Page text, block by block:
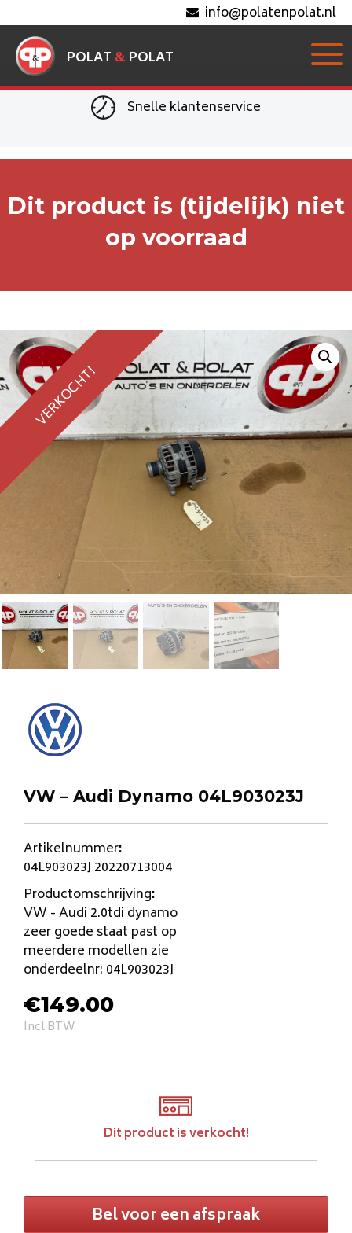
info@polatenpolat.nl
POLAT & POLAT
Snelle klantenservice
Dit product is (tijdelijk) niet
op voorraad
VERKOCHT!
VW – Audi Dynamo 04L903023J
Artikelnummer:
04L903023J 20220713004
Productomschrijving:
VW - Audi 2.0tdi dynamo
zeer goede staat past op
meerdere modellen zie
onderdeelnr: 04L903023J
€149.00
Incl BTW
Dit product is verkocht!
Bel voor een afspraak